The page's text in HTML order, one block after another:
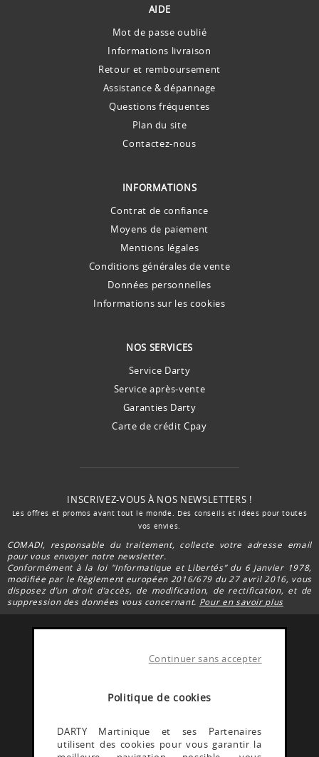
Politique de cookies
Continuer sans accepter
DARTY Martinique et ses Partenaires
utilisent des cookies pour vous garantir la
AIDE
Mot de passe oublié
Informations livraison
Retour et remboursement
Assistance & dépannage
Questions fréquentes
Plan du site
Contactez-nous
INFORMATIONS
Contrat de confiance
Moyens de paiement
Mentions légales
Conditions générales de vente
Données personnelles
Informations sur les cookies
NOS SERVICES
Service Darty
Service après-vente
Garanties Darty
Carte de crédit Cpay
INSCRIVEZ-VOUS À NOS NEWSLETTERS !
Les offres et promos avant tout le monde. Des conseils et idées pour toutes
vos envies.
COMADI, responsable du traitement, collecte votre adresse email
pour vous envoyer notre newsletter.
Conformément à la loi "Informatique et Libertés” du 6 Janvier 1978,
modifiée par le Règlement européen 2016/679 du 27 avril 2016, vous
disposez d’un droit d’accès, de modification, de rectification, et de
suppression des données vous concernant. Pour en savoir plus
FACEBOOK DARTY
Rejoignez la communauté Darty Martinique
INSTAGRAM DARTY